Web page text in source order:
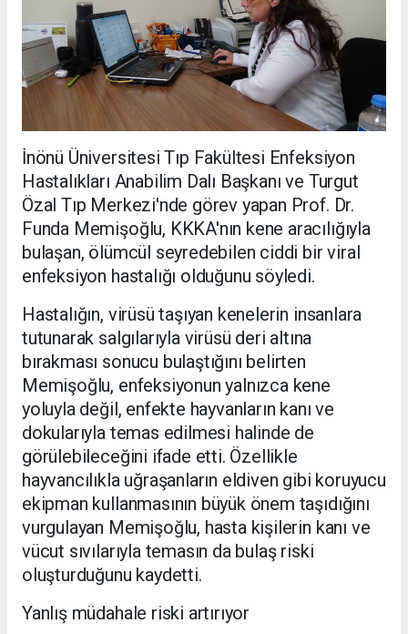
İnönü Üniversitesi Tıp Fakültesi Enfeksiyon
Hastalıkları Anabilim Dalı Başkanı ve Turgut
Özal Tıp Merkezi'nde görev yapan Prof. Dr.
Funda Memişoğlu, KKKA'nın kene aracılığıyla
bulaşan, ölümcül seyredebilen ciddi bir viral
enfeksiyon hastalığı olduğunu söyledi.
Hastalığın, virüsü taşıyan kenelerin insanlara
tutunarak salgılarıyla virüsü deri altına
bırakması sonucu bulaştığını belirten
Memişoğlu, enfeksiyonun yalnızca kene
yoluyla değil, enfekte hayvanların kanı ve
dokularıyla temas edilmesi halinde de
görülebileceğini ifade etti. Özellikle
hayvancılıkla uğraşanların eldiven gibi koruyucu
ekipman kullanmasının büyük önem taşıdığını
vurgulayan Memişoğlu, hasta kişilerin kanı ve
vücut sıvılarıyla temasın da bulaş riski
oluşturduğunu kaydetti.
Yanlış müdahale riski artırıyor